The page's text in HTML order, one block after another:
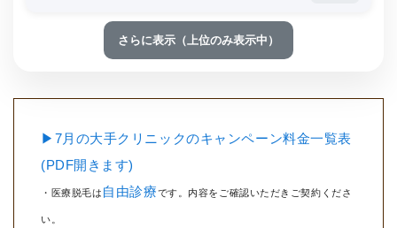
さらに表示（上位のみ表示中）
▶7月の大手クリニックのキャンペーン料金一覧表
(PDF開きます)
・医療脱毛は 自由診療です。内容をご確認いただきご契約くださ
い。